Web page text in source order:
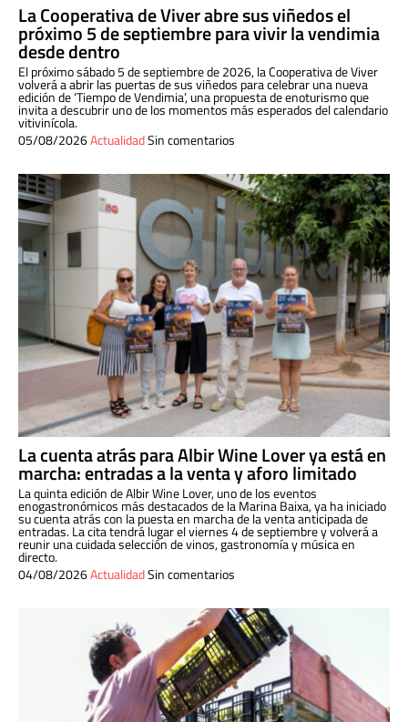
La Cooperativa de Viver abre sus viñedos el
próximo 5 de septiembre para vivir la vendimia
desde dentro
El próximo sábado 5 de septiembre de 2026, la Cooperativa de Viver
volverá a abrir las puertas de sus viñedos para celebrar una nueva
edición de ‘Tiempo de Vendimia’, una propuesta de enoturismo que
invita a descubrir uno de los momentos más esperados del calendario
vitivinícola.
05/08/2026ActualidadSin comentarios
La cuenta atrás para Albir Wine Lover ya está en
marcha: entradas a la venta y aforo limitado
La quinta edición de Albir Wine Lover, uno de los eventos
enogastronómicos más destacados de la Marina Baixa, ya ha iniciado
su cuenta atrás con la puesta en marcha de la venta anticipada de
entradas. La cita tendrá lugar el viernes 4 de septiembre y volverá a
reunir una cuidada selección de vinos, gastronomía y música en
directo.
04/08/2026ActualidadSin comentarios